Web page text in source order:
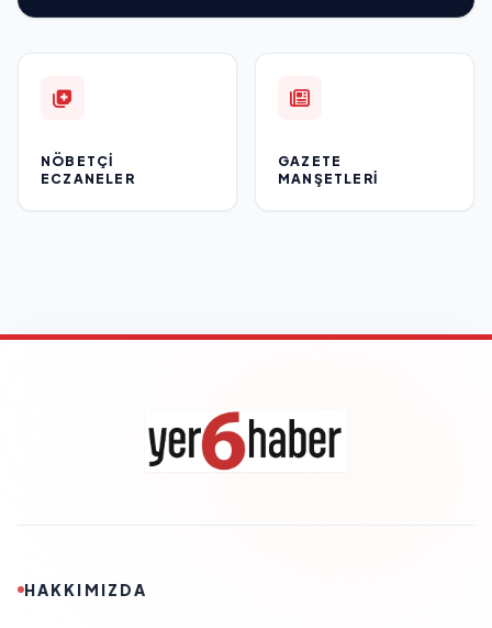
NÖBETÇI
ECZANELER
GAZETE
MANŞETLERI
HAKKIMIZDA